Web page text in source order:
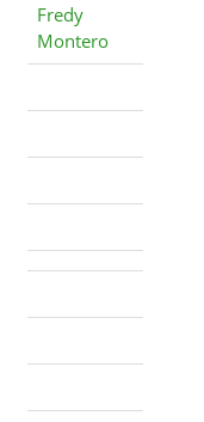
Fredy
Montero